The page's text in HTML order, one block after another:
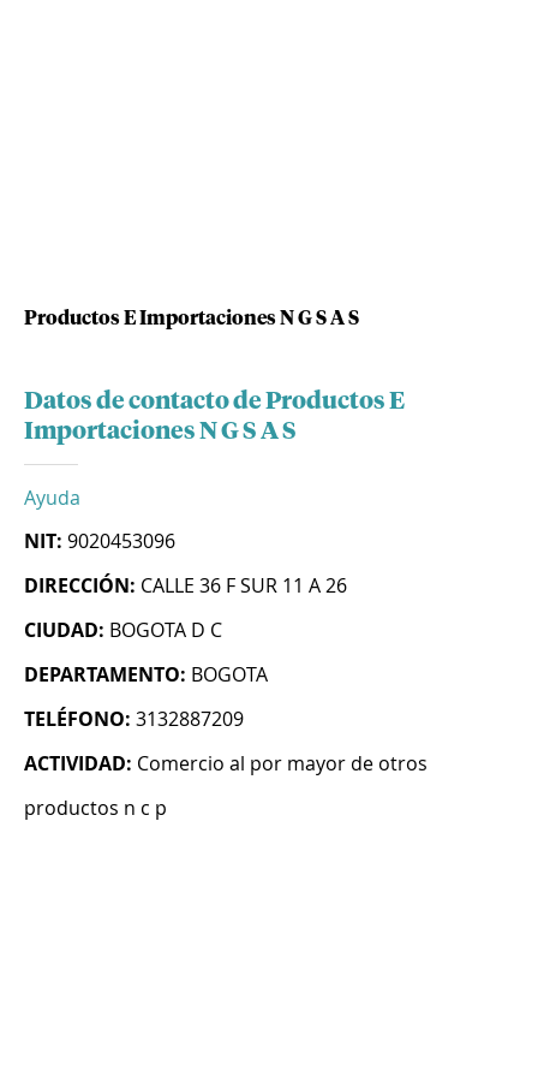
Productos E Importaciones N G S A S
Datos de contacto de Productos E
Importaciones N G S A S
Ayuda
NIT: 9020453096
DIRECCIÓN: CALLE 36 F SUR 11 A 26
CIUDAD: BOGOTA D C
DEPARTAMENTO: BOGOTA
TELÉFONO: 3132887209
ACTIVIDAD: Comercio al por mayor de otros
productos n c p